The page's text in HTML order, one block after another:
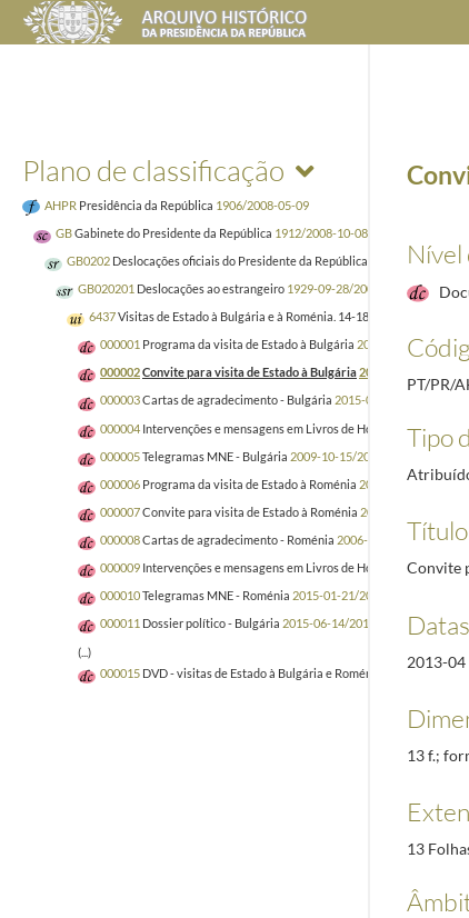
Plano de classificação
AHPR Presidência da República 1906/2008-05-09
GBGabinete do Presidente da República 1912/2008-10-08
GB0202 Deslocações oficiais do Presidente da República
1928-05-28/2008-
GB020201 Deslocações ao estrangeiro 1929-09-28/2008-10-08
6437Visitas de Estado à Bulgária e à Roménia. 14-18 Junho 2015
000001 Programa da visita de Estado à Bulgária 2015-06-14/2015-
000002Convite para visita de Estado à Bulgária2013-04/2014-06-10
000003Cartas de agradecimento - Bulgária 2015-06-22/2015-07-20
000004 Intervenções e mensagens em Livros de Honra - Bulgária
000005Telegramas MNE - Bulgária 2009-10-15/2015-06-24
000006 Programa da visita de Estado à Roménia 2015-06-16/2015-
000007Convite para visita de Estado à Roménia 2006-04/2015-02
000008Cartas de agradecimento - Roménia 2006-06-22/2015-06-24
000009 Intervenções e mensagens em Livros de Honra - Roménia
000010Telegramas MNE - Roménia 2015-01-21/2015-06-23
000011 Dossier político - Bulgária 2015-06-14/2015-06-16
(...)
000015 DVD - visitas de Estado à Bulgária e Roménia 2015-06-14/
Nível
PT/PR/
Tipo
Título
Convite
2013-04
13 f.;
13